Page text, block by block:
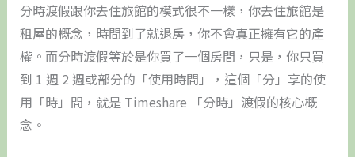
分時渡假跟你去住旅館的模式很不一樣，你去住旅館是
租屋的概念，時間到了就退房，你不會真正擁有它的產
權。而分時渡假等於是你買了一個房間，只是，你只買
到 1 週 2 週或部分的「使用時間」，這個「分」享的使
用「時」間，就是 Timeshare 「分時」渡假的核心概
念。